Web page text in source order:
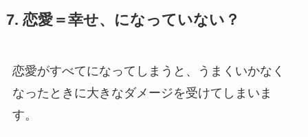
7. 恋愛＝幸せ、になっていない？
恋愛がすべてになってしまうと、うまくいかなく
なったときに大きなダメージを受けてしまいま
す。